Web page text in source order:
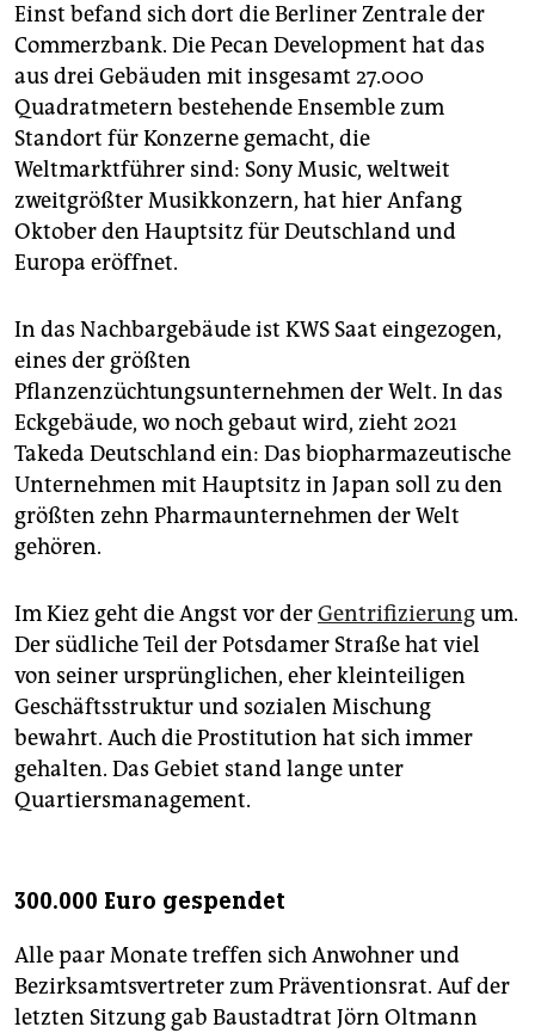
Einst befand sich dort die Berliner Zentrale der
Commerzbank. Die Pecan Development hat das
aus drei Gebäuden mit insgesamt 27.000
Quadratmetern bestehende Ensemble zum
Standort für Konzerne gemacht, die
Weltmarktführer sind: Sony Music, weltweit
zweitgrößter Musikkonzern, hat hier Anfang
Oktober den Hauptsitz für Deutschland und
Europa eröffnet.
In das Nachbargebäude ist KWS Saat eingezogen,
eines der größten
Pflanzenzüchtungsunternehmen der Welt. In das
Eckgebäude, wo noch gebaut wird, zieht 2021
Takeda Deutschland ein: Das biopharmazeutische
Unternehmen mit Hauptsitz in Japan soll zu den
größten zehn Pharmaunternehmen der Welt
gehören.
Im Kiez geht die Angst vor derGentrifizierungum.
Der südliche Teil der Potsdamer Straße hat viel
von seiner ursprünglichen, eher kleinteiligen
Geschäftsstruktur und sozialen Mischung
bewahrt. Auch die Prostitution hat sich immer
gehalten. Das Gebiet stand lange unter
Quartiersmanagement.
300.000 Euro gespendet
Alle paar Monate treffen sich Anwohner und
Bezirksamtsvertreter zum Präventionsrat. Auf der
letzten Sitzung gab Baustadtrat Jörn Oltmann